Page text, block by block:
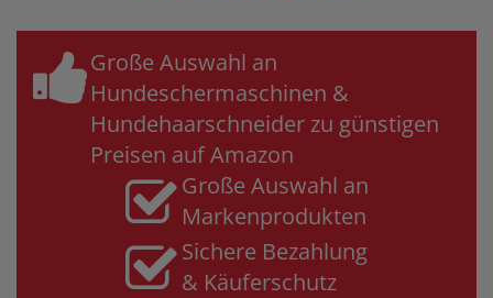
Große Auswahl an
Hundeschermaschinen &
Hundehaarschneider zu günstigen
Preisen auf Amazon
Große Auswahl an
Markenprodukten
Sichere Bezahlung
& Käuferschutz